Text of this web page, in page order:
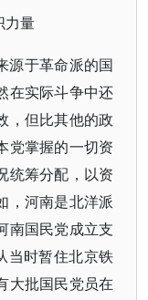
力量
源于革命派的国
在实际斗争中还
，但比其他的政
党掌握的一切资
统筹分配，以资
，河南是北洋派
南国民党成立支
当时暂住北京铁
大批国民党员在